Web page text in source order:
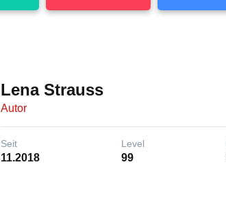
Lena Strauss
Autor
Seit
11.2018
Level
99